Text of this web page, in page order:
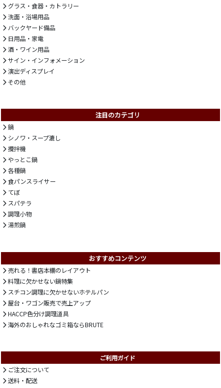
グラス・食器・カトラリー
洗面・浴場用品
バックヤード備品
日用品・家電
酒・ワイン用品
サイン・インフォメーション
演出ディスプレイ
その他
注目のカテゴリ
鍋
シノワ・スープ漉し
攪拌機
やっとこ鍋
各種鍋
食パンスライサー
てぼ
スパテラ
調理小物
湯煎鍋
おすすめコンテンツ
売れる！書店本棚のレイアウト
料理に欠かせない鍋特集
スチコン調理に欠かせないホテルパン
屋台・ワゴン販売で売上アップ
HACCP色分け調理道具
海外のおしゃれなゴミ箱ならBRUTE
ご利用ガイド
ご注文について
送料・配送